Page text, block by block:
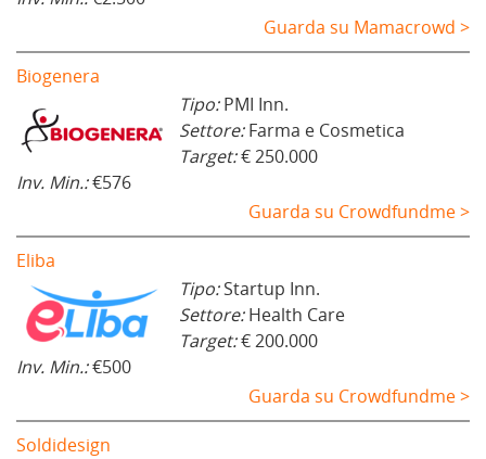
Guarda su Mamacrowd >
Biogenera
Tipo:PMI Inn.
Settore:Farma e Cosmetica
Target:€ 250.000
Inv. Min.:€576
Guarda su Crowdfundme >
Eliba
Tipo:Startup Inn.
Settore:Health Care
Target:€ 200.000
Inv. Min.:€500
Guarda su Crowdfundme >
Soldidesign